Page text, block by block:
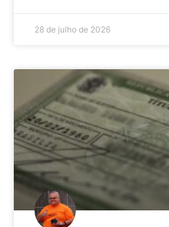
28 de julho de 2026